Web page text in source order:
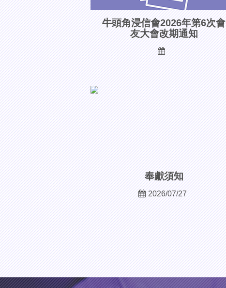
牛頭角浸信會2026年第6次會
友大會改期通知
奉獻須知
2026/07/27